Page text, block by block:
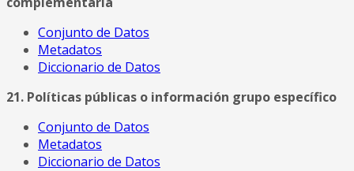
Conjunto de Datos
Metadatos
Diccionario de Datos
21. Políticas públicas o información grupo específico
Conjunto de Datos
Metadatos
Diccionario de Datos